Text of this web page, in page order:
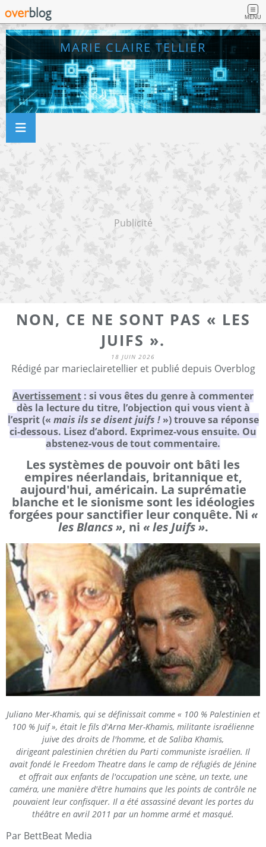
MENU
MARIE CLAIRE TELLIER
Publicité
NON, CE NE SONT PAS « LES
JUIFS ».
18 JUIN 2026
Rédigé par marieclairetellier et publié depuis Overblog
Avertissement : si vous êtes du genre à commenter
dès la lecture du titre, l’objection qui vous vient à
l’esprit (« mais ils se disent juifs !») trouve sa réponse
ci-dessous. Lisez d’abord. Exprimez-vous ensuite. Ou
abstenez-vous de tout commentaire.
Les systèmes de pouvoir ont bâti les
empires néerlandais, britannique et,
aujourd'hui, américain. La suprématie
blanche et le sionisme sont les idéologies
forgées pour sanctifier leur conquête. Ni «
les Blancs », ni « les Juifs ».
Juliano Mer-Khamis, qui se définissait comme « 100 % Palestinien et
100 % Juif », était le fils d'Arna Mer-Khamis, militante israélienne
juive des droits de l'homme, et de Saliba Khamis,
dirigeant palestinien chrétien du Parti communiste israélien. Il
avait fondé le Freedom Theatre dans le camp de réfugiés de Jénine
et offrait aux enfants de l'occupation une scène, un texte, une
caméra, une manière d'être humains que les points de contrôle ne
pouvaient leur confisquer. Il a été assassiné devant les portes du
théâtre en avril 2011 par un homme armé et masqué.
Par BettBeat Media